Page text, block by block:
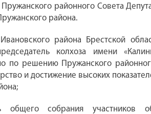
районного Совета
района.
района Брестской
колхоза имени
по решению Пружанского
и достижение высоких
собрания участников